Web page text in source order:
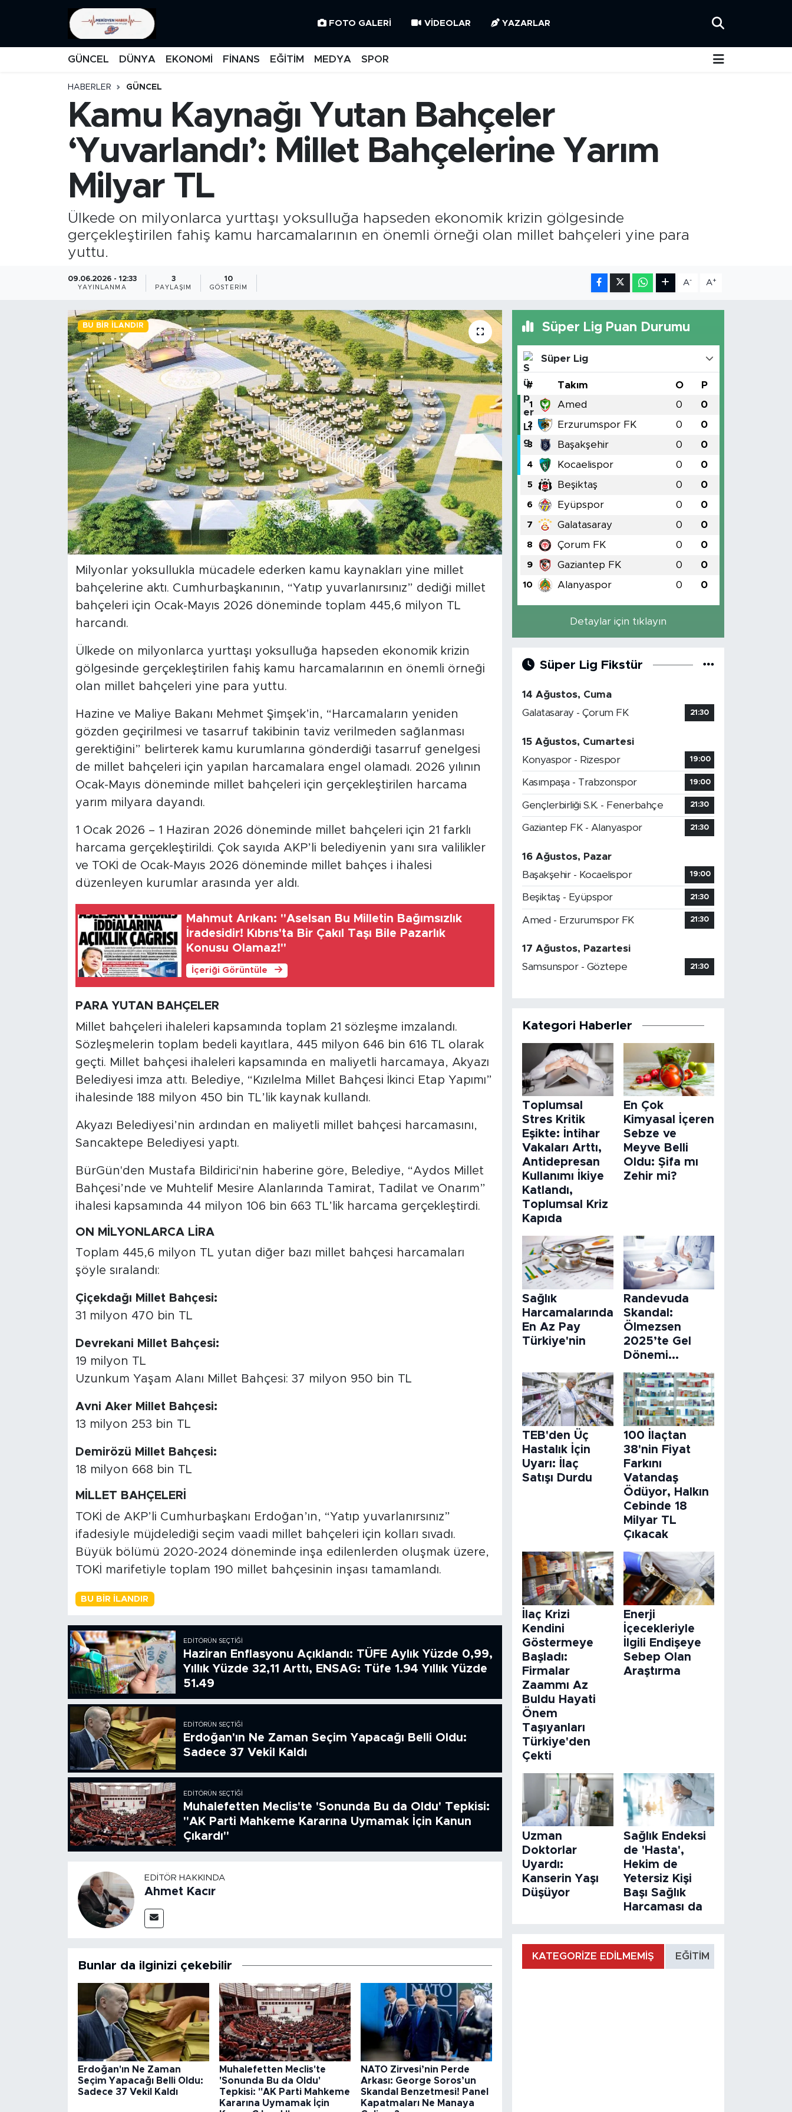
FOTO GALERI VIDEOLAR YAZARLAR
GÜNCEL DÜNYA EKONOMİ FİNANS EĞİTİM MEDYA SPOR
HABERLER GÜNCEL
Kamu Kaynağı Yutan Bahçeler
‘Yuvarlandı’: Millet Bahçelerine Yarım
Milyar TL
Ülkede on milyonlarca yurttaşı yoksulluğa hapseden ekonomik krizin gölgesinde
gerçekleştirilen fahiş kamu harcamalarının en önemli örneği olan millet bahçeleri yine para
yuttu.
09.06.2026 - 12:33
YAYINLANMA
3
PAYLAŞIM
10
GÖSTERIM
A- A+
BU BIR İLANDIR
Milyonlar yoksullukla mücadele ederken kamu kaynakları yine millet
bahçelerine aktı. Cumhurbaşkanının, “Yatıp yuvarlanırsınız” dediği millet
bahçeleri için Ocak-Mayıs 2026 döneminde toplam 445,6 milyon TL
harcandı.
Ülkede on milyonlarca yurttaşı yoksulluğa hapseden ekonomik krizin
gölgesinde gerçekleştirilen fahiş kamu harcamalarının en önemli örneği
olan millet bahçeleri yine para yuttu.
Hazine ve Maliye Bakanı Mehmet Şimşek’in, “Harcamaların yeniden
gözden geçirilmesi ve tasarruf takibinin taviz verilmeden sağlanması
gerektiğini” belirterek kamu kurumlarına gönderdiği tasarruf genelgesi
de millet bahçeleri için yapılan harcamalara engel olamadı. 2026 yılının
Ocak-Mayıs döneminde millet bahçeleri için gerçekleştirilen harcama
yarım milyara dayandı.
1 Ocak 2026 – 1 Haziran 2026 döneminde millet bahçeleri için 21 farklı
harcama gerçekleştirildi. Çok sayıda AKP’li belediyenin yanı sıra valilikler
ve TOKİ de Ocak-Mayıs 2026 döneminde millet bahçes i ihalesi
düzenleyen kurumlar arasında yer aldı.
Mahmut Arıkan: "Aselsan Bu Milletin Bağımsızlık
İradesidir! Kıbrıs'ta Bir Çakıl Taşı Bile Pazarlık
Konusu Olamaz!"
İçeriği Görüntüle
PARA YUTAN BAHÇELER
Millet bahçeleri ihaleleri kapsamında toplam 21 sözleşme imzalandı.
Sözleşmelerin toplam bedeli kayıtlara, 445 milyon 646 bin 616 TL olarak
geçti. Millet bahçesi ihaleleri kapsamında en maliyetli harcamaya, Akyazı
Belediyesi imza attı. Belediye, “Kızılelma Millet Bahçesi İkinci Etap Yapımı”
ihalesinde 188 milyon 450 bin TL’lik kaynak kullandı.
Akyazı Belediyesi’nin ardından en maliyetli millet bahçesi harcamasını,
Sancaktepe Belediyesi yaptı.
BürGün'den Mustafa Bildirici'nin haberine göre, Belediye, “Aydos Millet
Bahçesi’nde ve Muhtelif Mesire Alanlarında Tamirat, Tadilat ve Onarım”
ihalesi kapsamında 44 milyon 106 bin 663 TL’lik harcama gerçekleştirdi.
ON MİLYONLARCA LİRA
Toplam 445,6 milyon TL yutan diğer bazı millet bahçesi harcamaları
şöyle sıralandı:
Çiçekdağı Millet Bahçesi:
31 milyon 470 bin TL
Devrekani Millet Bahçesi:
19 milyon TL
Uzunkum Yaşam Alanı Millet Bahçesi: 37 milyon 950 bin TL
Avni Aker Millet Bahçesi:
13 milyon 253 bin TL
Demirözü Millet Bahçesi:
18 milyon 668 bin TL
MİLLET BAHÇELERİ
TOKİ de AKP’li Cumhurbaşkanı Erdoğan’ın, “Yatıp yuvarlanırsınız”
ifadesiyle müjdelediği seçim vaadi millet bahçeleri için kolları sıvadı.
Büyük bölümü 2020-2024 döneminde inşa edilenlerden oluşmak üzere,
TOKİ marifetiyle toplam 190 millet bahçesinin inşası tamamlandı.
BU BIR İLANDIR
EDITÖRÜN SEÇTIĞI
Haziran Enflasyonu Açıklandı: TÜFE Aylık Yüzde 0,99,
Yıllık Yüzde 32,11 Arttı, ENSAG: Tüfe 1.94 Yıllık Yüzde
51.49
EDITÖRÜN SEÇTIĞI
Erdoğan'ın Ne Zaman Seçim Yapacağı Belli Oldu:
Sadece 37 Vekil Kaldı
EDITÖRÜN SEÇTIĞI
Muhalefetten Meclis'te 'Sonunda Bu da Oldu' Tepkisi:
"AK Parti Mahkeme Kararına Uymamak İçin Kanun
Çıkardı"
EDITÖR HAKKINDA
Ahmet Kacır
Bunlar da ilginizi çekebilir
Erdoğan'ın Ne Zaman
Seçim Yapacağı Belli Oldu:
Sadece 37 Vekil Kaldı
Muhalefetten Meclis'te
'Sonunda Bu da Oldu'
Tepkisi: "AK Parti Mahkeme
Kararına Uymamak İçin
NATO Zirvesi’nin Perde
Arkası: George Soros’un
Skandal Benzetmesi! Panel
Kapatmaları Ne Manaya
Süper Lig Puan Durumu
Süper Lig
# Takım O P
1 Amed 0 0
2 Erzurumspor FK 0 0
3 Başakşehir 0 0
4 Kocaelispor 0 0
5 Beşiktaş 0 0
6 Eyüpspor 0 0
7 Galatasaray 0 0
8 Çorum FK 0 0
9 Gaziantep FK 0 0
10 Alanyaspor 0 0
Detaylar için tıklayın
Süper Lig Fikstür
14 Ağustos, Cuma
Galatasaray - Çorum FK
21:30
15 Ağustos, Cumartesi
Konyaspor - Rizespor
19:00
Kasımpaşa - Trabzonspor 19:00
Gençlerbirliği S.K. - Fenerbahçe 21:30
Gaziantep FK - Alanyaspor 21:30
16 Ağustos, Pazar
Başakşehir - Kocaelispor
19:00
Beşiktaş - Eyüpspor 21:30
Amed - Erzurumspor FK 21:30
17 Ağustos, Pazartesi
Samsunspor - Göztepe
21:30
Kategori Haberler
Toplumsal
Stres Kritik
Eşikte: İntihar
Vakaları Arttı,
Antidepresan
Kullanımı İkiye
Katlandı,
Toplumsal Kriz
Kapıda
En Çok
Kimyasal İçeren
Sebze ve
Meyve Belli
Oldu: Şifa mı
Zehir mi?
Sağlık
Harcamalarında
En Az Pay
Türkiye'nin
Randevuda
Skandal:
Ölmezsen
2025’te Gel
Dönemi...
TEB'den Üç
Hastalık İçin
Uyarı: İlaç
Satışı Durdu
100 İlaçtan
38'nin Fiyat
Farkını
Vatandaş
Ödüyor, Halkın
Cebinde 18
Milyar TL
Çıkacak
İlaç Krizi
Kendini
Göstermeye
Başladı:
Firmalar
Zaammı Az
Buldu Hayati
Önem
Taşıyanları
Türkiye'den
Çekti
Enerji
İçecekleriyle
İlgili Endişeye
Sebep Olan
Araştırma
Uzman
Doktorlar
Uyardı:
Kanserin Yaşı
Düşüyor
Sağlık Endeksi
de 'Hasta',
Hekim de
Yetersiz Kişi
Başı Sağlık
Harcaması da
KATEGORİZE EDİLMEMİŞ EĞİTİM
MANŞET
GÜNCEL
KARİKATÜR
BİLİM-TEKNOLOJİ
RÖPÖRTAJ
ANALİZ
NOSTALJİ
YAZARLAR
POLİTİKA
EKONOMİ
KÜLTÜR SANAT
TARİHTEN GÜNÜMÜZE
SİYASET
FOTO GALERİ
ALINTI YAZARLAR
SOSYAL MEDYA
İstanbul Namaz Vakitleri
Süper Lig Puan Durumu ve Fikstür
Tüm Manşetler
Son Dakika Haberleri
Haber Arşivi